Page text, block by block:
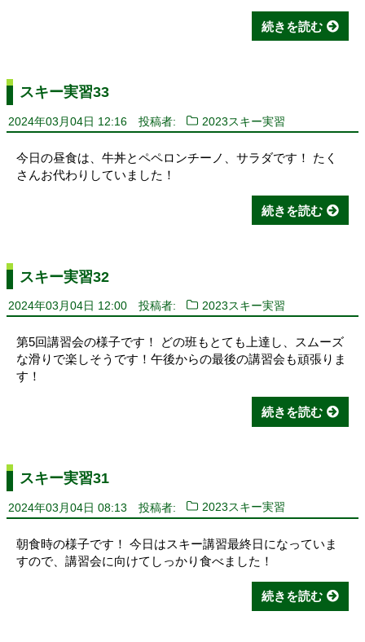
続きを読む
スキー実習33
2024年03月04日 12:16 投稿者: 2023スキー実習
今日の昼食は、牛丼とペペロンチーノ、サラダです！ たく
さんお代わりしていました！
続きを読む
スキー実習32
2024年03月04日 12:00 投稿者: 2023スキー実習
第5回講習会の様子です！ どの班もとても上達し、スムーズ
な滑りで楽しそうです！午後からの最後の講習会も頑張りま
す！
続きを読む
スキー実習31
2024年03月04日 08:13 投稿者: 2023スキー実習
朝食時の様子です！ 今日はスキー講習最終日になっていま
すので、講習会に向けてしっかり食べました！
続きを読む